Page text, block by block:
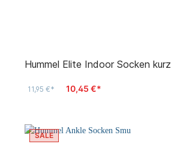
Hummel Elite Indoor Socken kurz
11,95 €* 10,45 €*
SALE